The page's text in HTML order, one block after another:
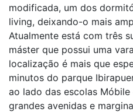
modificada, um dos
living, deixando-o mais
Atualmente está com três
máster que possui uma
localização é mais que
minutos do parque
ao lado das escolas
grandes avenidas e